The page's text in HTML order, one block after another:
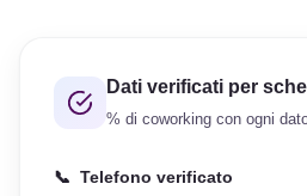
Dati verificati per
% di coworking con ogni
📞 Telefono verificato